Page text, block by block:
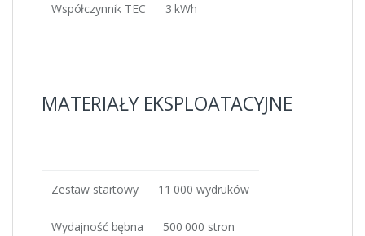
Współczynnik TEC 3 kWh
MATERIAŁY EKSPLOATACYJNE
Zestaw startowy 11 000 wydruków
Wydajność bębna 500 000 stron